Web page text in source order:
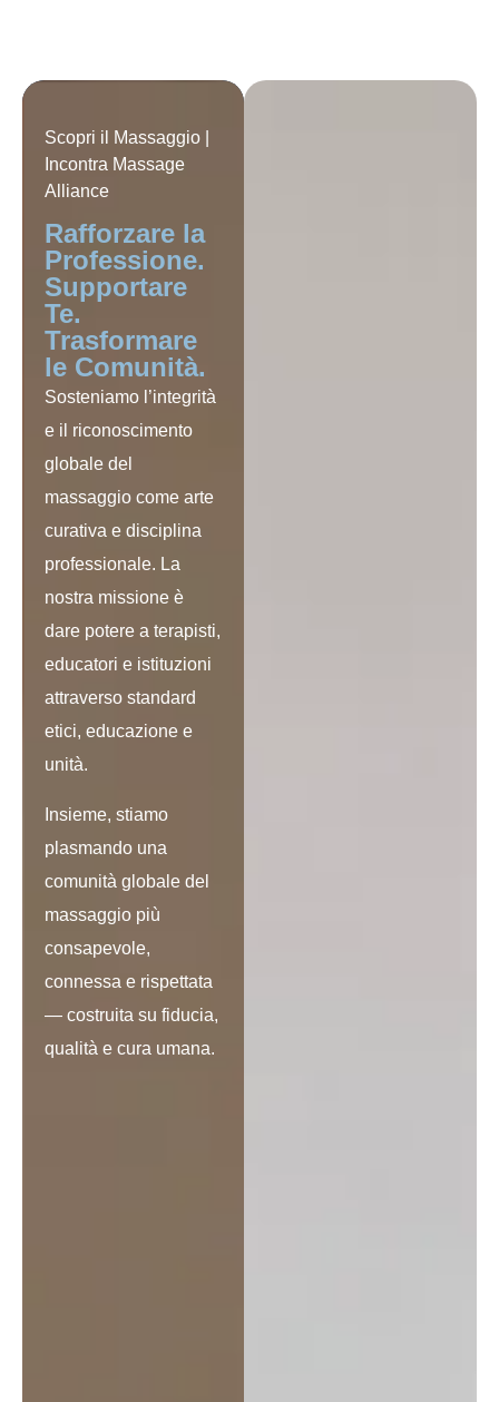
Scopri il Massaggio |
Incontra Massage
Alliance
Rafforzare la
Professione.
Supportare
Te.
Trasformare
le Comunità.
Sosteniamo l’integrità
e il riconoscimento
globale del
massaggio come arte
curativa e disciplina
professionale. La
nostra missione è
dare potere a terapisti,
educatori e istituzioni
attraverso standard
etici, educazione e
unità.
Insieme, stiamo
plasmando una
comunità globale del
massaggio più
consapevole,
connessa e rispettata
— costruita su fiducia,
qualità e cura umana.